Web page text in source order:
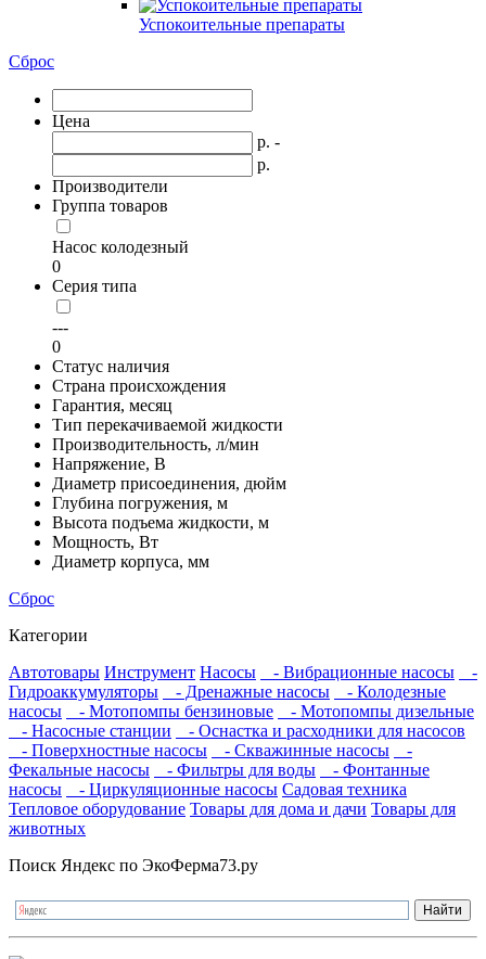
Успокоительные препараты
Сброс
Цена
р. -
р.
Производители
Группа товаров
Насос колодезный
0
Серия типа
---
0
Статус наличия
Страна происхождения
Гарантия, месяц
Тип перекачиваемой жидкости
Производительность, л/мин
Напряжение, В
Диаметр присоединения, дюйм
Глубина погружения, м
Высота подъема жидкости, м
Мощность, Вт
Диаметр корпуса, мм
Сброс
Категории
Автотовары Инструмент Насосы - Вибрационные насосы
-
Гидроаккумуляторы
- Дренажные насосы
- Колодезные
насосы
- Мотопомпы бензиновые
- Мотопомпы дизельные
- Насосные станции
- Оснастка и расходники для насосов
- Поверхностные насосы
- Скважинные насосы
-
Фекальные насосы
- Фильтры для воды
- Фонтанные
насосы
- Циркуляционные насосы Садовая техника
Тепловое оборудование Товары для дома и дачи Товары для
животных
Поиск Яндекс по ЭкоФерма73.ру